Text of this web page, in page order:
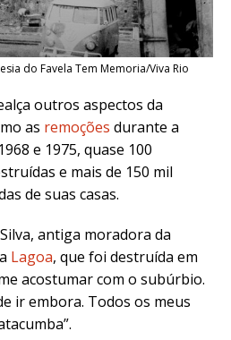
do Favela Tem Memoria/Viva Rio
outros aspectos da
as remoções durante a
e 1975, quase 100
e mais de 150 mil
de suas casas.
antiga moradora da
Lagoa, que foi destruída em
acostumar com o subúrbio.
ir embora. Todos os meus